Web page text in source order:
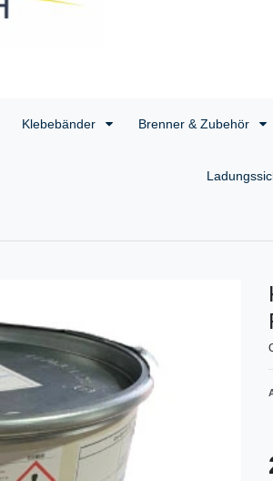
Klebebänder Brenner & Zubehör